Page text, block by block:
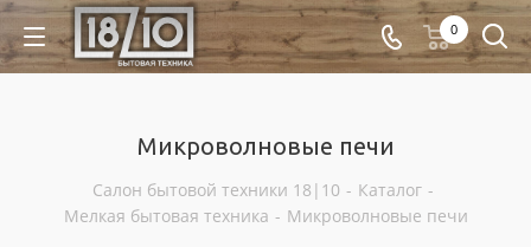
0
Микроволновые печи
Салон бытовой техники 18|10 - Каталог -
Мелкая бытовая техника - Микроволновые печи